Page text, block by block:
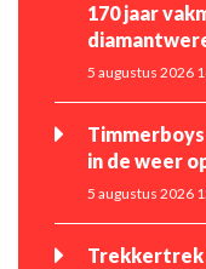
170 jaar
5 augustus 2026
in de weer
5 augustus 2026
Trekkertrek